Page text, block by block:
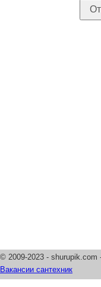
© 2009-2023 -
Вакансии сантехник